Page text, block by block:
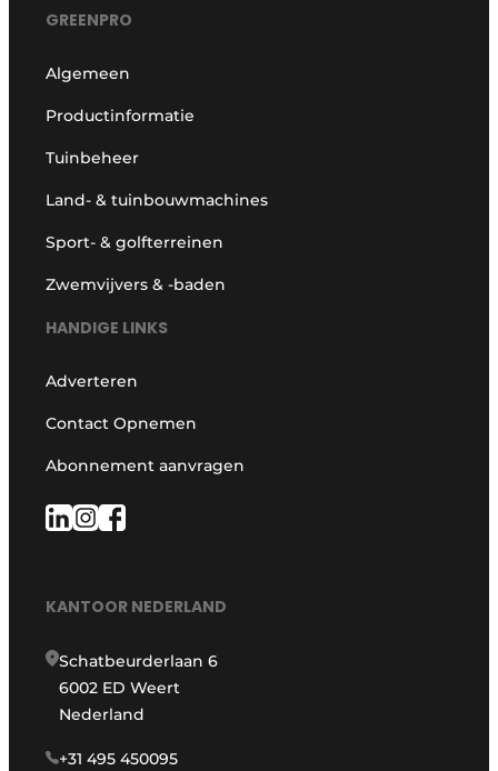
GREENPRO
Algemeen
Productinformatie
Tuinbeheer
Land- & tuinbouwmachines
Sport- & golfterreinen
Zwemvijvers & -baden
HANDIGE LINKS
Adverteren
Contact Opnemen
Abonnement aanvragen
KANTOOR NEDERLAND
Schatbeurderlaan 6
6002 ED Weert
Nederland
+31 495 450095